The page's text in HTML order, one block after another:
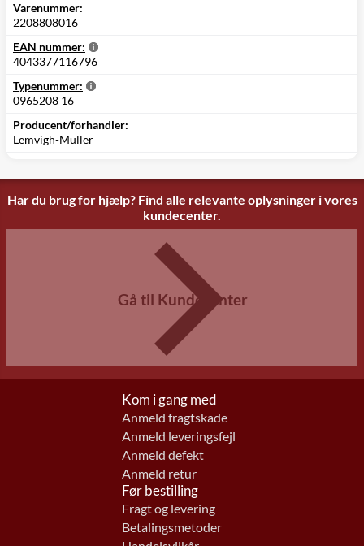
Varenummer:
2208808016
EAN nummer:
4043377116796
Typenummer:
0965208 16
Producent/forhandler:
Lemvigh-Muller
Har du brug for hjælp? Find alle relevante oplysninger i vores
kundecenter.
Gå til Kundecenter
Kom i gang med
Anmeld fragtskade
Anmeld leveringsfejl
Anmeld defekt
Anmeld retur
Før bestilling
Fragt og levering
Betalingsmetoder